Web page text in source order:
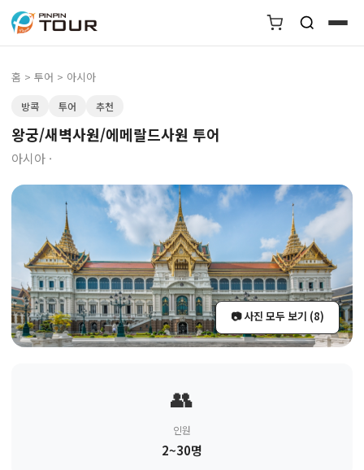
홈 > 투어 > 아시아
방콕 투어 추천
왕궁/새벽사원/에메랄드사원 투어
아시아 ·
📷 사진 모두 보기 (8)
👥
인원
2~30명